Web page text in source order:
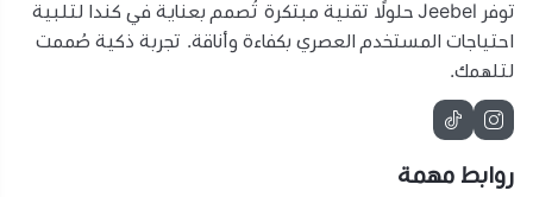
توفر Jeebel حلولًا تقنية مبتكرة تُصمم بعناية في كندا لتلبية
احتياجات المستخدم العصري بكفاءة وأناقة. تجربة ذكية صُممت
لتلهمك.
روابط مهمة